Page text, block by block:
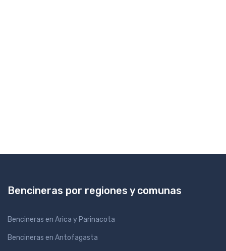
Bencineras por regiones y comunas
Bencineras en Arica y Parinacota
Bencineras en Antofagasta